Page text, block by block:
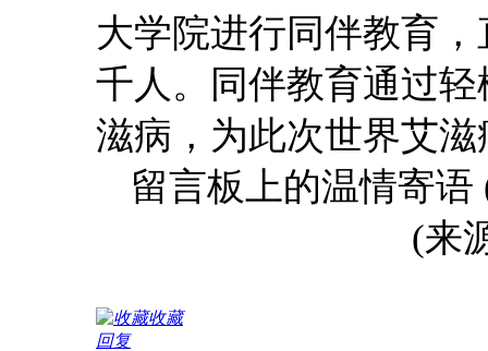
大学院进行同伴教育
千人。同伴教育通过
滋病，为此次世界艾
留言板上的温情寄
(来
收藏
回复